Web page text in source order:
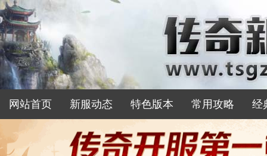
网站首页 新服动态 特色版本 常用攻略 经